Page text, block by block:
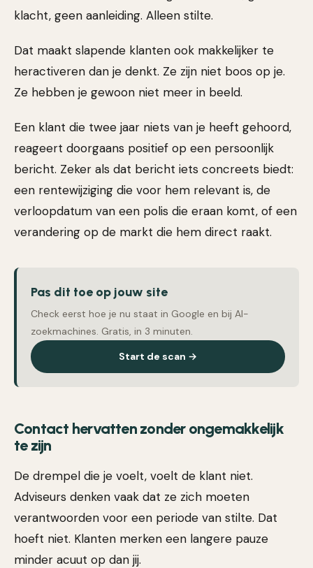
klacht, geen aanleiding. Alleen stilte.
Dat maakt slapende klanten ook makkelijker te
heractiveren dan je denkt. Ze zijn niet boos op je.
Ze hebben je gewoon niet meer in beeld.
Een klant die twee jaar niets van je heeft gehoord,
reageert doorgaans positief op een persoonlijk
bericht. Zeker als dat bericht iets concreets biedt:
een rentewijziging die voor hem relevant is, de
verloopdatum van een polis die eraan komt, of een
verandering op de markt die hem direct raakt.
Pas dit toe op jouw site
Check eerst hoe je nu staat in Google en bij AI-
zoekmachines. Gratis, in 3 minuten.
Start de scan →
Contact hervatten zonder ongemakkelijk
te zijn
De drempel die je voelt, voelt de klant niet.
Adviseurs denken vaak dat ze zich moeten
verantwoorden voor een periode van stilte. Dat
hoeft niet. Klanten merken een langere pauze
minder acuut op dan jij.